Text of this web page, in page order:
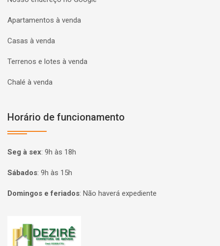
Apartamentos à venda
Casas à venda
Terrenos e lotes à venda
Chalé à venda
Horário de funcionamento
Seg à sex: 9h às 18h
Sábados: 9h às 15h
Domingos e feriados: Não haverá expediente
Página inicial